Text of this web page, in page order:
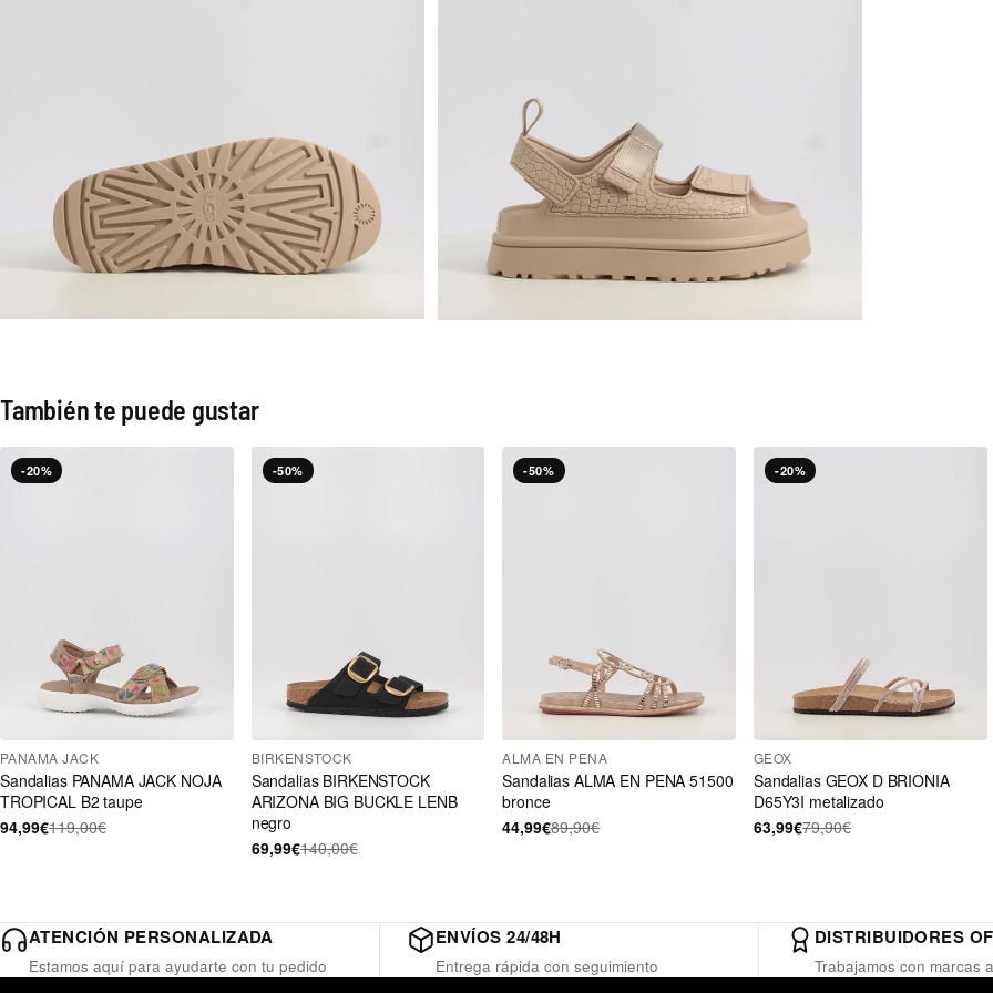
También te puede gustar
-20%
PANAMA JACK
Sandalias PANAMA JACK NOJA
TROPICAL B2 taupe
94,99€119,00€
-50%
BIRKENSTOCK
Sandalias BIRKENSTOCK
ARIZONA BIG BUCKLE LENB
negro
69,99€140,00€
-50%
ALMA EN PENA
Sandalias ALMA EN PENA 51500
bronce
44,99€89,90€
-20%
GEOX
Sandalias GEOX D BRIONIA
D65Y3I metalizado
63,99€79,90€
ATENCIÓN PERSONALIZADA
Estamos aquí para ayudarte con tu pedido
ENVÍOS 24/48H
Entrega rápida con seguimiento
DISTRIBUIDORES
Trabajamos con marcas